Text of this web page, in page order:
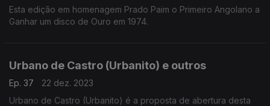
Esta edição em homenagem Prado Paim o Primeiro Angolano a
Ganhar um disco de Ouro em 1974.
Urbano de Castro (Urbanito) e outros
Ep. 37
22 dez. 2023
Urbano de Castro (Urbanito) é a proposta de abertura desta